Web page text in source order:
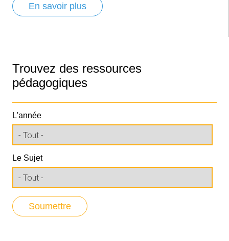
En savoir plus
Trouvez des ressources
pédagogiques
L'année
Le Sujet